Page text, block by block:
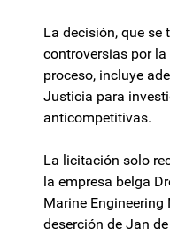
La decisión, que se
controversias por
proceso, incluye
Justicia para
anticompetitivas.
La licitación solo
la empresa belga
Marine Engineering
deserción de Jan